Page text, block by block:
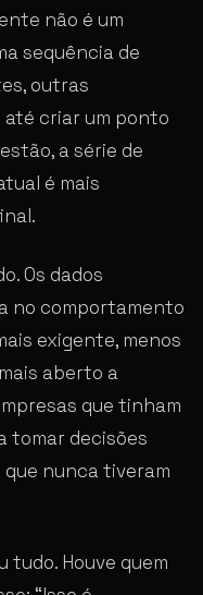
não é um
sequência de
outras
até criar um ponto
a série de
é mais
Os dados
no comportamento
exigente, menos
aberto a
que tinham
tomar decisões
que nunca tiveram
Houve quem